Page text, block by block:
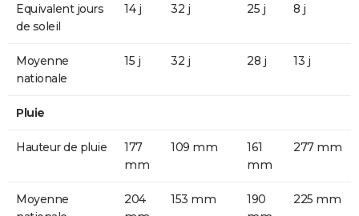
Equivalent jours
de soleil
14 j 32 j 25 j 8 j
Moyenne
nationale
15 j 32 j 28 j 13 j
Pluie
Hauteur de pluie
177
mm
109 mm
161
mm
277 mm
Moyenne
204
153 mm
190
225 mm